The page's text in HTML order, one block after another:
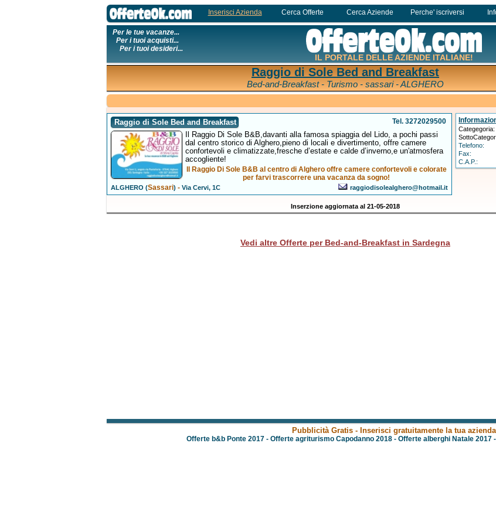
Inserisci Azienda Cerca Offerte Cerca Aziende Perche' iscriversi
Per le tue vacanze...
Per i tuoi acquisti...
Per i tuoi desideri...
IL PORTALE DELLE AZIENDE ITALIANE!
Raggio di Sole Bed and Breakfast
Bed-and-Breakfast - Turismo - sassari - ALGHERO
Raggio di Sole Bed and Breakfast Tel. 3272029500
Il Raggio Di Sole B&B,davanti alla famosa spiaggia del Lido, a pochi passi
dal centro storico di Alghero,pieno di locali e divertimento, offre camere
confortevoli e climatizzate,fresche d’estate e calde d’inverno,e un'atmosfera
accogliente!
Il Raggio Di Sole B&B al centro di Alghero offre camere confortevoli e colorate
per farvi trascorrere una vacanza da sogno!
ALGHERO (Sassari) -Via Cervi, 1C raggiodisolealghero@hotmail.it
Categegoria:
Telefono:
Fax:
C.A.P.:
Inserzione aggiornata al 21-05-2018
Vedi altre Offerte per Bed-and-Breakfast in Sardegna
Pubblicità Gratis - Inserisci gratuitamente la tua azienda
Offerte b&b Ponte 2017 - Offerte agriturismo Capodanno 2018 - Offerte alberghi Natale 2017 -